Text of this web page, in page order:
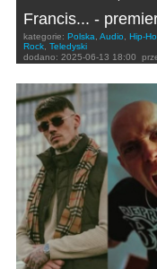
Francis... -
kategorie: Polska Audio Hip-
Rock Teledyski
dodano: 2025-06-13 18:00